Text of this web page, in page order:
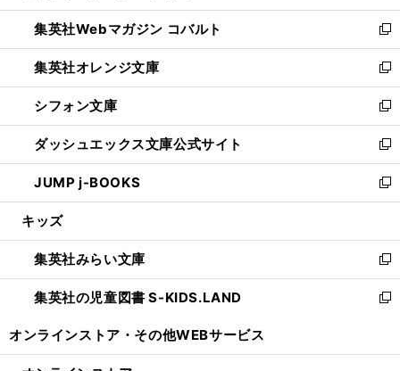
開
く
ウ
で
開
く
ン
ド
ウ
で
開
く
ウ
ィ
ン
ド
ウ
で
開
く
集英社Webマガジン コバルト
新
し
い
ウ
ィ
ン
ド
ウ
で
開
集英社オレンジ文庫
新
し
い
ウ
ィ
ン
ド
ウ
開
く
シフォン文庫
新
し
い
ウ
ィ
ン
ウ
で
開
く
ダッシュエックス文庫公式サイト
新
し
い
ウ
ン
ド
ウ
で
JUMP j-BOOKS
新
し
ウ
ィ
ン
ド
開
キッズ
集英社みらい文庫
新
し
い
ン
集英社の児童図書 S-KIDS.LAND
新
ウ
オンラインストア・ その他WEBサービス